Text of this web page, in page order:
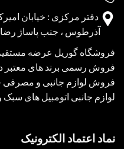
دفتر مرکزی : خیابان
آذرطوس ، جنب پاساژ رضا ،
فروشگاه گوریل عرضه مستقیم
فروش رسمی برند های معتبر
فروش لوازم جانبی و مصرفی
لوازم جانبی اتومبیل های
نماد اعتماد الکترونیک